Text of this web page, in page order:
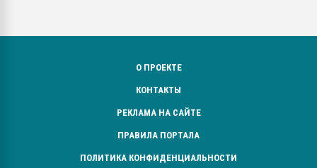
О ПРОЕКТЕ
КОНТАКТЫ
РЕКЛАМА НА САЙТЕ
ПРАВИЛА ПОРТАЛА
ПОЛИТИКА КОНФИДЕНЦИАЛЬНОСТИ